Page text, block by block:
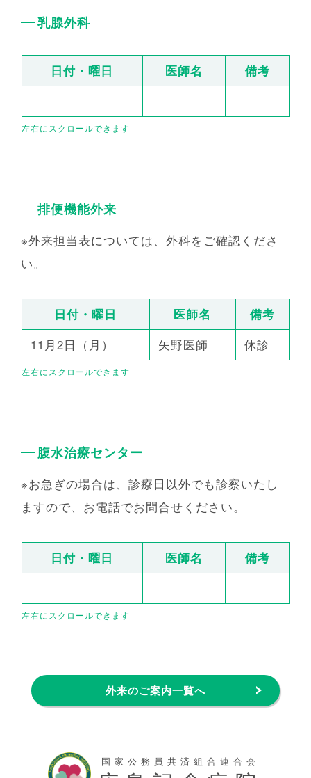
乳腺外科
日付・曜日 医師名 備考
排便機能外来
※外来担当表については、外科をご確認くださ
い。
日付・曜日 医師名
備考
11月2日（月）
矢野医師 休診
腹水治療センター
※お急ぎの場合は、診療日以外でも診察いたし
ますので、お電話でお問合せください。
日付・曜日 医師名 備考
外来のご案内一覧へ
国家公務員共済組合連合会